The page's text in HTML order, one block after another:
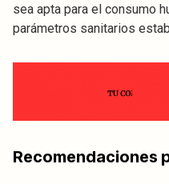
sea apta para el consumo
parámetros sanitarios
Recomendaciones